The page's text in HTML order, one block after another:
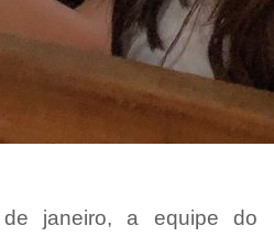
janeiro, a equipe do